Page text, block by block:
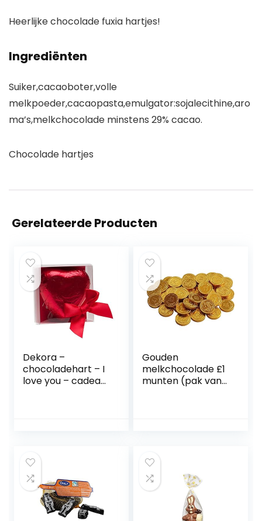
Heerlijke chocolade fuxia hartjes!
Ingrediënten
Suiker,cacaoboter,volle
melkpoeder,cacaopasta,emulgator:sojalecithine,aro
ma’s,melkchocolade minstens 29% cacao.
Chocolade hartjes
Gerelateerde Producten
Dekora –
chocoladehart – I
love you – cadeau
Gouden
melkchocolade £1
munten (pak van